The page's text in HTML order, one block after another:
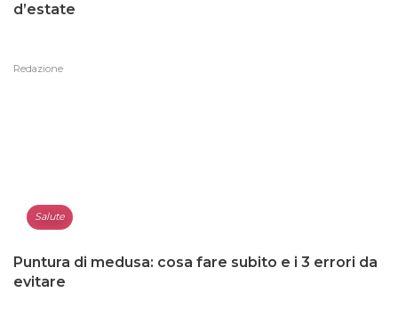
d’estate
Redazione
Salute
Puntura di medusa: cosa fare subito e i 3 errori da
evitare